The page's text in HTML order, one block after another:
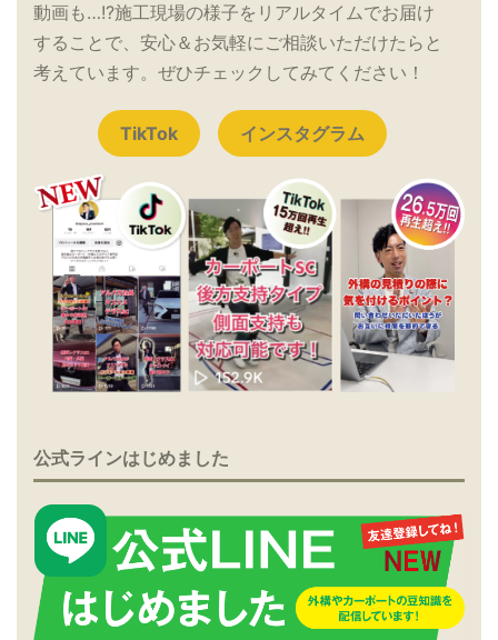
動画も…!?施工現場の様子をリアルタイムでお届け
することで、安心＆お気軽にご相談いただけたらと
考えています。ぜひチェックしてみてください！
TikTok インスタグラム
公式ラインはじめました